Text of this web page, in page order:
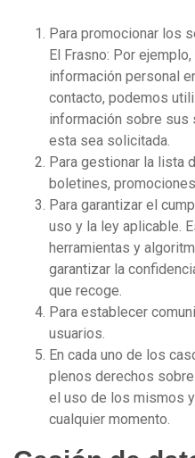
Para promocionar los
El Frasno: Por ejemplo,
información personal
contacto, podemos
información sobre sus
esta sea solicitada.
Para gestionar la lista
boletines,
Para garantizar el
uso y la ley aplicable.
herramientas y
garantizar la
que recoge.
Para establecer
usuarios.
En cada uno de los
plenos derechos
el uso de los mismos
cualquier momento.